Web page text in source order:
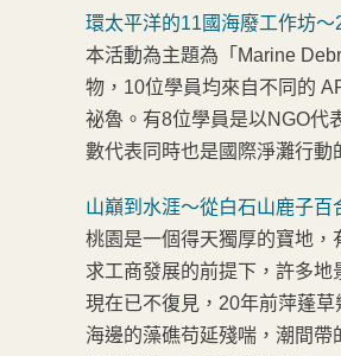
環太平洋的11國海廢工作坊
本活動為主題為「Marine
物，10位學員均來自不同的
祕魯。有8位學員是以NGO代
數代表同時也是國際淨灘行
山巔到水涯～從白石山鹿子
桃園是一個得天獨厚的寶地
求工商發展的前提下，許多
現在已不復見，20年前萍蓬
海邊的藻礁苟延殘喘，潮間